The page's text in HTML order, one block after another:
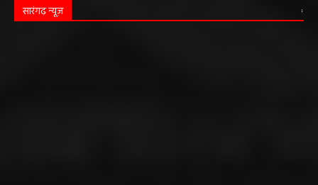
सारंगढ़ न्यूज़